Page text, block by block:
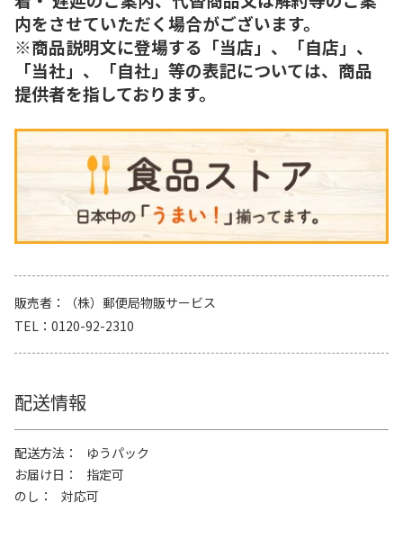
内をさせていただく場合がございます。
※商品説明文に登場する「当店」、「自店」、
「当社」、「自社」等の表記については、商品
提供者を指しております。
販売者
（株）郵便局物販サービス
TEL
0120-92-2310
配送情報
配送方法
ゆうパック
お届け日
指定可
のし
対応可